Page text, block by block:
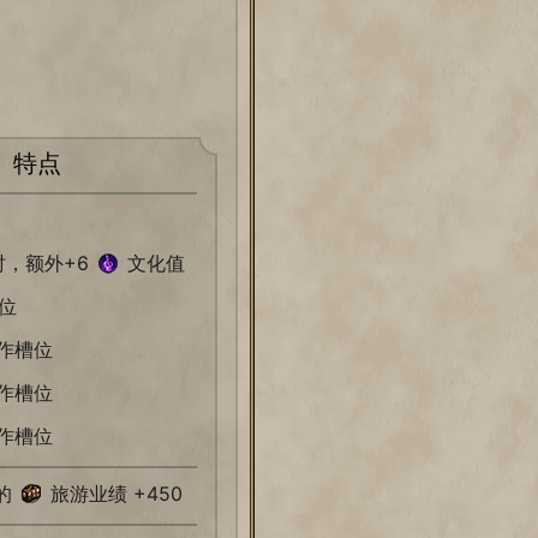
特点
额外+6
文化值
槽位
槽位
槽位
旅游业绩 +450